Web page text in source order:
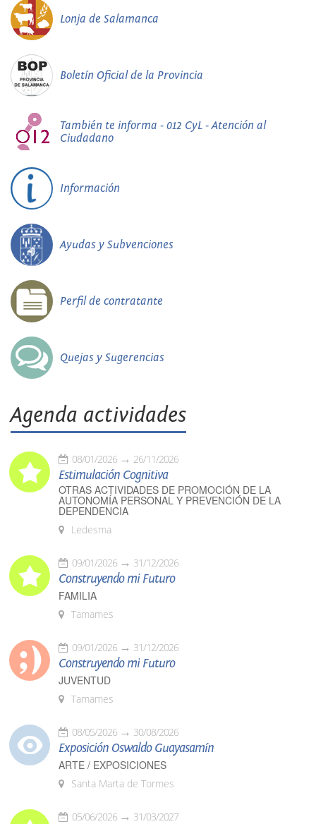
Lonja de Salamanca
Boletín Oficial de la Provincia
También te informa - 012 CyL - Atención al
Ciudadano
Información
Ayudas y Subvenciones
Perfil de contratante
Quejas y Sugerencias
Agenda actividades
08/01/2026 26/11/2026
Estimulación Cognitiva
OTRAS ACTIVIDADES DE PROMOCIÓN DE LA
AUTONOMÍA PERSONAL Y PREVENCIÓN DE LA
DEPENDENCIA
Ledesma
09/01/2026 31/12/2026
Construyendo mi Futuro
FAMILIA
Tamames
09/01/2026 31/12/2026
Construyendo mi Futuro
JUVENTUD
Tamames
08/05/2026 30/08/2026
Exposición Oswaldo Guayasamín
ARTE / EXPOSICIONES
Santa Marta de Tormes
05/06/2026 31/03/2027